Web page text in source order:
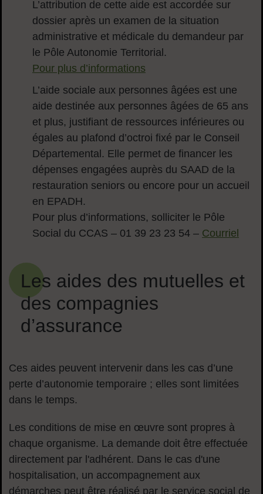
L’attribution de cette aide est accordée sur
dossier après un examen de la situation
administrative et médicale du demandeur par
le Pôle Autonomie Territorial.
Pour plus d’informations
L’aide sociale aux personnes âgées est une
aide destinée aux personnes âgées de 65 ans
et plus, justifiant de ressources inférieures ou
égales au plafond d’octroi fixé par le Conseil
Départemental. Elle permet de financer les
dépenses engagées auprès du SAAD de la
restauration seniors ou encore pour un accueil
en EPADH.
Pour plus d’informations, solliciter le Pôle
Social du CCAS – 01 39 23 23 54 – Courriel
Les aides des mutuelles et
des compagnies
d’assurance
Ces aides peuvent intervenir dans les cas d’une
perte d’autonomie temporaire ; elles sont limitées
dans le temps.
Les conditions de mise en œuvre sont propres à
chaque organisme. La demande doit être effectuée
directement par l'adhérent. Dans le cas d'une
hospitalisation, un accompagnement aux
démarches peut être réalisé par le service social de